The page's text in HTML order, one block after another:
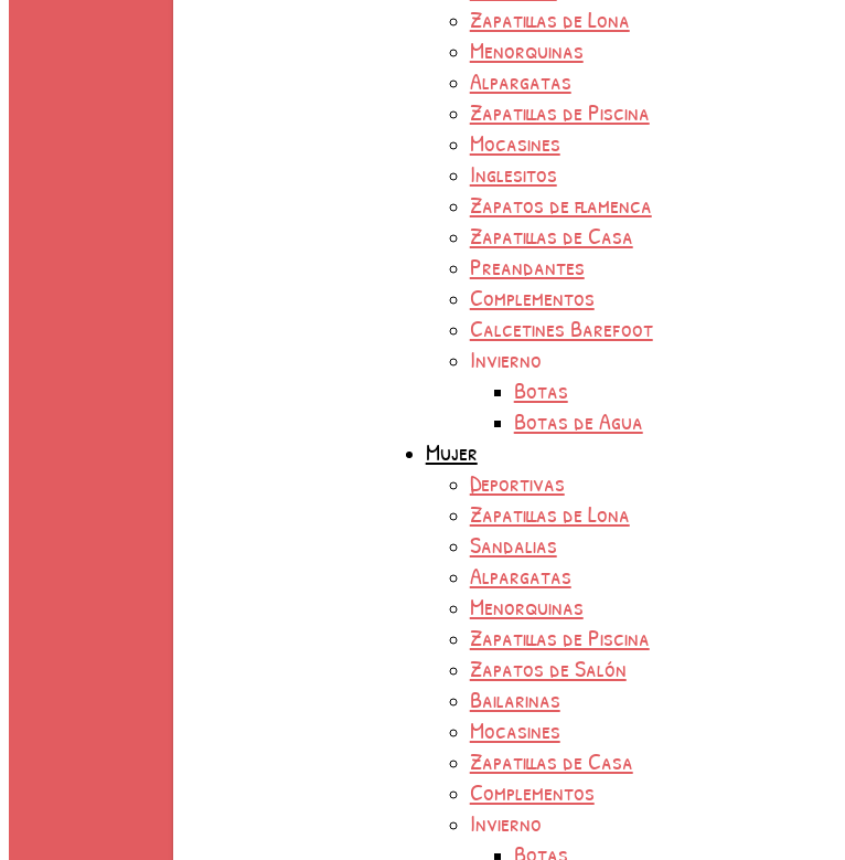
Zapatillas de Lona
Menorquinas
Alpargatas
Zapatillas de Piscina
Mocasines
Inglesitos
Zapatos de flamenca
Zapatillas de Casa
Preandantes
Complementos
Calcetines Barefoot
Invierno
Botas
Botas de Agua
Mujer
Deportivas
Zapatillas de Lona
Sandalias
Alpargatas
Menorquinas
Zapatillas de Piscina
Zapatos de Salón
Bailarinas
Mocasines
Zapatillas de Casa
Complementos
Invierno
Botas